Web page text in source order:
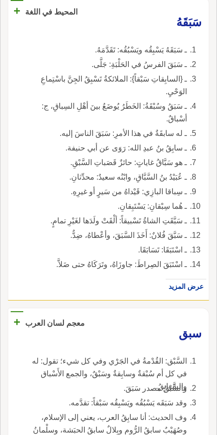
المحيط في اللغة
+
سَبَقَهُ
ـ سَبَقَهُ يَسْبِقُه ويَسْبُقُه: تَقَدَّمَهُ.
ـ سَبَقَ الفرسُ في الحَلْبَةِ: جَلَّى.
ـ {السابِقاتِ سَبْقاً}: الملائكةُ تَسْبِقُ الجِنَّ باسْتِماعِ
الوَحْيِ.
ـ سَبَقُ وسُبْقَةُ: الخَطَرُ يُوضَعُ بينَ أهْلِ السِباقِ، ج:
أسْباقٌ.
ـ له سابقَةٌ في هذا الأمرِ: سَبَقَ الناسَ إليه.
ـ سابِقُ بنُ عبدِ الله: رَوَى عن أبي حنيفة.
ـ هو سَبَّاقُ غاياتٍ: حائزٌ قَصَباتِ السَّبْقِ.
ـ عُبَيْدُ بنُ السَّبَّاقِ، وابْنُه سعيدٌ: محدِّثانِ.
ـ سِباقا البازِي: قَيْداهُ من سَيرٍ أو غيرِهِ.
ـ هُما سِبْقانِ: يَسْتَبِقانِ.
ـ سَبَّقَتِ الشاةُ تَسْبيقاً: ألْقَتْ ولَدَها لغَيْرِ تمامٍ.
ـ سَبَّقَ فُلانٌ: أَخَذَ السَّبَقَ، وأعْطاهُ، ضِدٌّ.
ـ اسْتَبَقَا: تَسَابَقَا.
ـ اسْتَبَقَ الصِراطَ: جاوزَاهُ، وتَرَكَاهُ حتى ضَلاَّ.
عرض المزيد
معجم لسان العرب
+
سبق
السَّبْق: القُدْمةُ في الجَرْي وفي كل شيء؛ تقول: له
في كل أم سُبْقةٌ وسابِقةٌ وسَبْقٌ، والجمع الأَسْباق
والسَّوابِقُ.
والسَّبْقُ مصدر سَبَقَ.
وقد سَبَقَه يَسْبُقُه ويَسْبِقُه سَبْقاً: تقدَّمه.
وف الحديث: أنا سابِقُ العرب، يعني إلى الإسلام،
وصُهَيْبٌ سابقُ الرُّوم وبِلالٌ سابقُ الحبَشة، وسلْمانُ